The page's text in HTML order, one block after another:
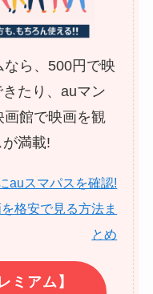
ら、500円で映
たり、auマン
画館で映画を観
満載!
auスマパスを確認!
格安で見る方法ま
とめ
ミアム】